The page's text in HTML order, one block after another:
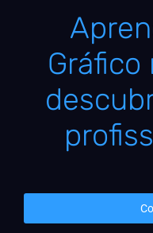
Gráfico